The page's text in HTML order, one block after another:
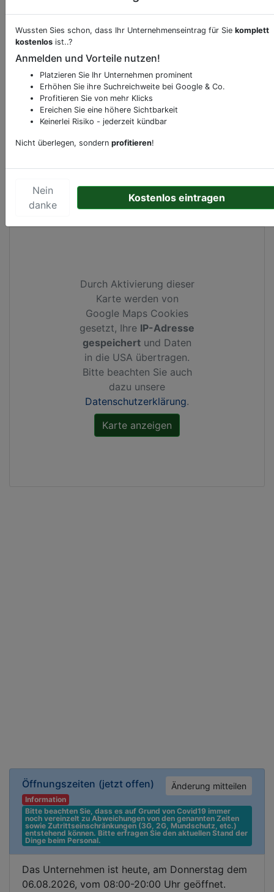
Öffnungszeiten (jetzt offen) Änderung mitteilen
Information
Bitte beachten Sie, dass es auf Grund von Covid19 immer
noch vereinzelt zu Abweichungen von den genannten Zeiten
sowie Zutrittseinschränkungen (3G, 2G, Mundschutz, etc.)
entstehend können. Bitte erfragen Sie den aktuellen Stand der
Dinge beim Personal.
Das Unternehmen ist heute, am Donnerstag dem
06.08.2026, vom 08:00-20:00 Uhr geöffnet.
Beschreibung & Services von Supermarkt
Sie möchten eine Beschreibung, Dienstleistung
oder andere relevante Informationen hinzufügen?
Klicken Sie bittehierum uns zu kontaktieren.
Gerne erweitern wir Ihren Firmeneintrag um
Sonderangebote odere besondere Services, die
Ihr Unternehmen anbietet und womit Sie sich von
KartenansichtDe Kolk 3inDelden
Durch Aktivierung dieser
Karte werden von
Google Maps Cookies
gesetzt, Ihre IP-Adresse
gespeichert und Daten
in die USA übertragen.
Bitte beachten Sie auch
dazu unsere
Datenschutzerklärung.
Wussten Sies schon, dass Ihr Unternehmenseintrag für Sie komplett
kostenlos ist..?
Anmelden und Vorteile nutzen!
Platzieren Sie Ihr Unternehmen prominent
Erhöhen Sie ihre Suchreichweite bei Google & Co.
Profitieren Sie von mehr Klicks
Ereichen Sie eine höhere Sichtbarkeit
Keinerlei Risiko - jederzeit kündbar
Nicht überlegen, sondern profitieren!
Nein
danke
Kostenlos eintragen